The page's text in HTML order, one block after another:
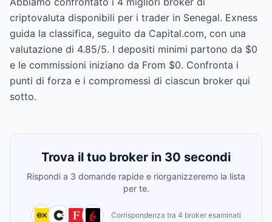
criptovaluta disponibili per i trader in Senegal. Exness
guida la classifica, seguito da Capital.com, con una
valutazione di 4.85/5. I depositi minimi partono da $0
e le commissioni iniziano da From $0. Confronta i
punti di forza e i compromessi di ciascun broker qui
sotto.
Trova il tuo broker in 30 secondi
Rispondi a 3 domande rapide e riorganizzeremo la lista
per te.
Corrispondenza tra 4 broker esaminati